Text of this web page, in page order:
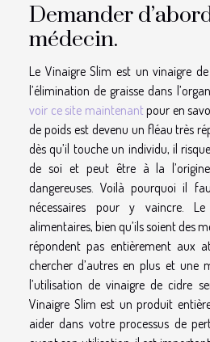
Demander
médecin.
Le Vinaigre Slim est un vinaigre
l’élimination de graisse dans
voir ce site maintenantpour en
de poids est devenu un fléau très
dès qu’il touche un individu, il
de soi et peut être à la
dangereuses. Voilà pourquoi il
nécessaires pour y vaincre.
alimentaires, bien qu’ils soient des
répondent pas entièrement aux
chercher d’autres en plus et une
l’utilisation de vinaigre de cidre
Vinaigre Slim est un produit
aider dans votre processus de